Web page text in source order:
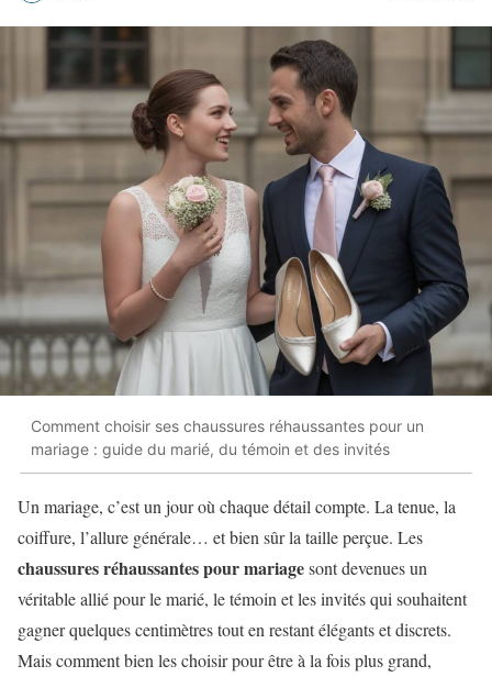
Comment choisir ses chaussures réhaussantes pour un
mariage : guide du marié, du témoin et des invités
Un mariage, c’est un jour où chaque détail compte. La tenue, la
coiffure, l’allure générale… et bien sûr la taille perçue. Les
chaussures réhaussantes pour mariagesont devenues un
véritable allié pour le marié, le témoin et les invités qui souhaitent
gagner quelques centimètres tout en restant élégants et discrets.
Mais comment bien les choisir pour être à la fois plus grand,